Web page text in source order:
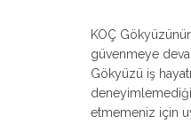
KOÇ
güvenmeye
Gökyüzü iş
etmemeniz için